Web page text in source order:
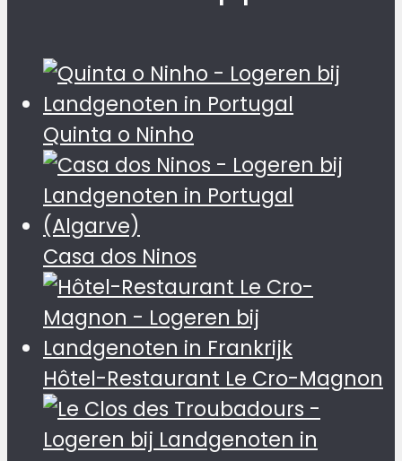
Quinta o Ninho
Casa dos Ninos
Hôtel-Restaurant Le Cro-Magnon